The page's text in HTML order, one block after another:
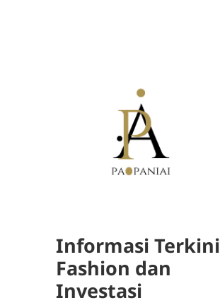
Informasi Terkini
Fashion dan
Investasi